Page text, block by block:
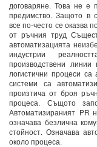
договаряне. Това не е
предимство. Защото в
все по-често се оказва
от ръчния труд
автоматизацията
индустрии
производствени
логистични процеси
системи са
произтича от броя
процеса. Същото
Автоматизираният PR
означава безлична
стойност. Означава
около процеса.